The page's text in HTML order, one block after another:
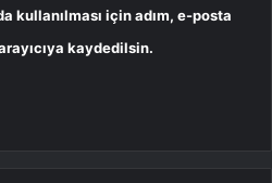
kullanılması için adım, e-posta
kaydedilsin.